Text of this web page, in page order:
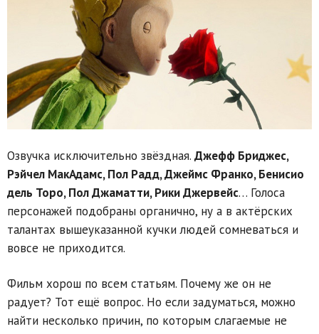
Озвучка исключительно звёздная. Джефф Бриджес,
Рэйчел МакАдамс, Пол Радд, Джеймс Франко, Бенисио
дель Торо, Пол Джаматти, Рики Джервейс… Голоса
персонажей подобраны органично, ну а в актёрских
талантах вышеуказанной кучки людей сомневаться и
вовсе не приходится.
Фильм хорош по всем статьям. Почему же он не
радует? Тот ещё вопрос. Но если задуматься, можно
найти несколько причин, по которым слагаемые не